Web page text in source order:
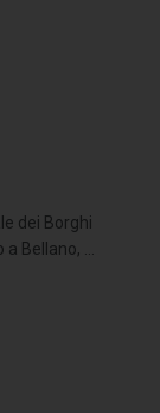
dei Borghi
Bellano, ...